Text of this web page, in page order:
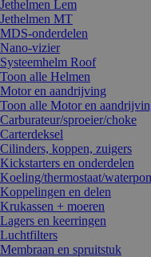
Jethelmen Lem
Jethelmen MT
MDS-onderdelen
Nano-vizier
Systeemhelm Roof
Toon alle Helmen
Motor en aandrijving
Toon alle Motor en
Carburateur/sproeier/choke
Carterdeksel
Cilinders, koppen, zuigers
Kickstarters en onderdelen
Koeling/thermostaat/
Koppelingen en delen
Krukassen + moeren
Lagers en keerringen
Luchtfilters
Membraan en spruitstuk